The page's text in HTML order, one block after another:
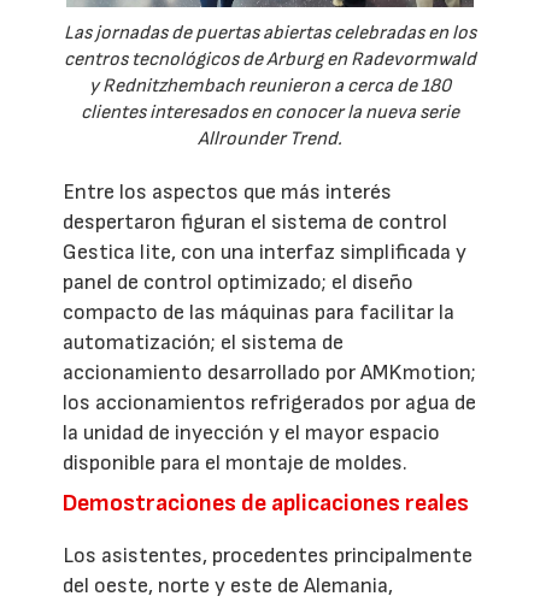
Las jornadas de puertas abiertas celebradas en los
centros tecnológicos de Arburg en Radevormwald
y Rednitzhembach reunieron a cerca de 180
clientes interesados en conocer la nueva serie
Allrounder Trend.
Entre los aspectos que más interés
despertaron figuran el sistema de control
Gestica lite, con una interfaz simplificada y
panel de control optimizado; el diseño
compacto de las máquinas para facilitar la
automatización; el sistema de
accionamiento desarrollado por AMKmotion;
los accionamientos refrigerados por agua de
la unidad de inyección y el mayor espacio
disponible para el montaje de moldes.
Demostraciones de aplicaciones reales
Los asistentes, procedentes principalmente
del oeste, norte y este de Alemania,